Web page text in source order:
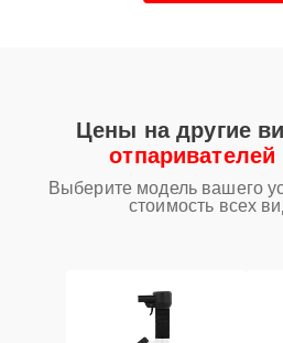
Цены на другие
Выберите модель вашего
стоимость всех